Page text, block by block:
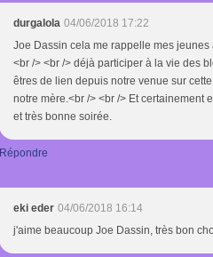
durgalola 04/06/2018 17:22
Joe Dassin cela me rappelle mes
<br /> <br /> déjà participer à la vie des
êtres de lien depuis notre venue sur
notre mère.<br /> <br /> Et certainement
et très bonne soirée.
Répondre
eki eder 04/06/2018 16:14
j'aime beaucoup Joe Dassin, très bon